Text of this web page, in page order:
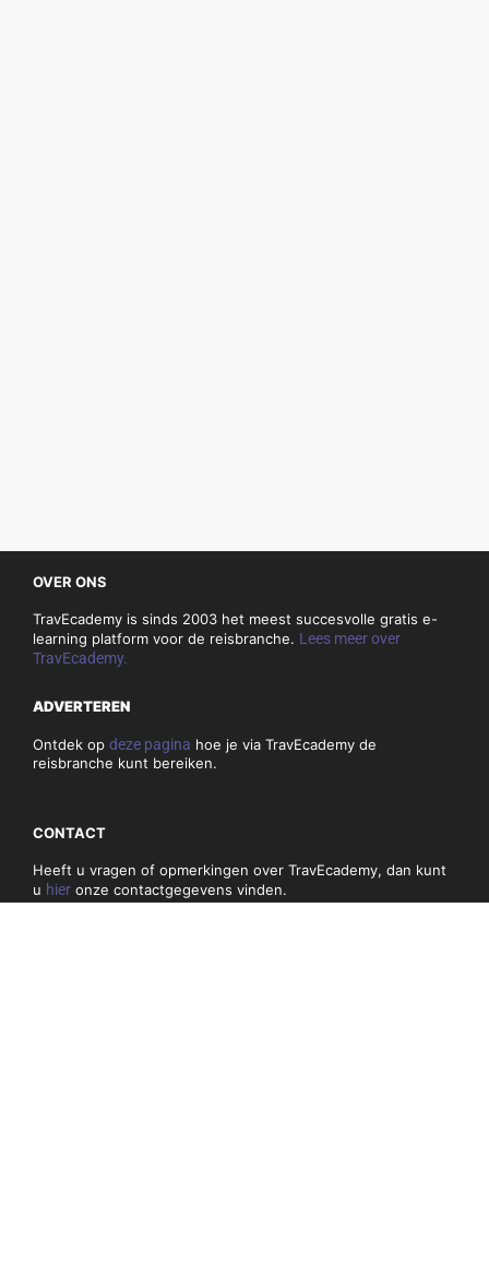
OVER ONS
TravEcademy is sinds 2003 het meest succesvolle gratis e-
learning platform voor de reisbranche. Lees meer over
TravEcademy.
ADVERTEREN
Ontdek op deze pagina hoe je via TravEcademy de
reisbranche kunt bereiken.
CONTACT
Heeft u vragen of opmerkingen over TravEcademy, dan kunt
u hier onze contactgegevens vinden.